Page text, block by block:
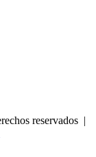
reservados |